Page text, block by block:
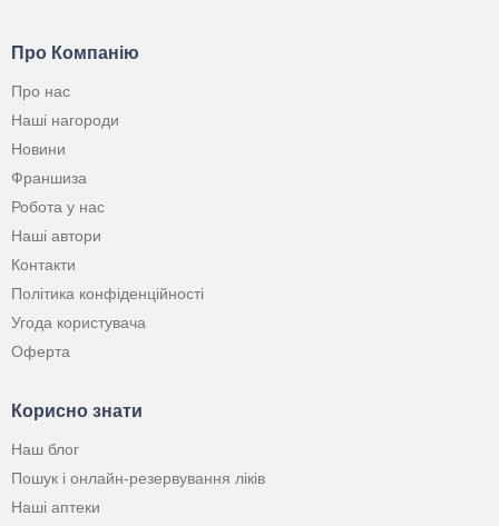
Про Компанію
Про нас
Наші нагороди
Новини
Франшиза
Робота у нас
Наші автори
Контакти
Політика конфіденційності
Угода користувача
Оферта
Корисно знати
Наш блог
Пошук і онлайн-резервування ліків
Наші аптеки